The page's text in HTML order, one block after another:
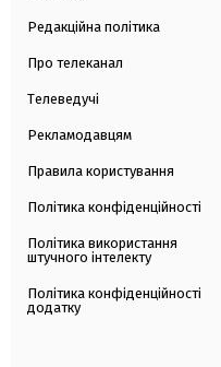
Редакційна політика
Про телеканал
Телеведучі
Рекламодавцям
Правила користування
Політика конфіденційності
Політика використання
штучного інтелекту
Політика конфіденційності
додатку